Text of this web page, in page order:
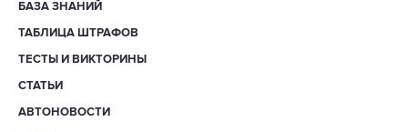
БАЗА ЗНАНИЙ
ТАБЛИЦА ШТРАФОВ
ТЕСТЫ И ВИКТОРИНЫ
СТАТЬИ
АВТОНОВОСТИ